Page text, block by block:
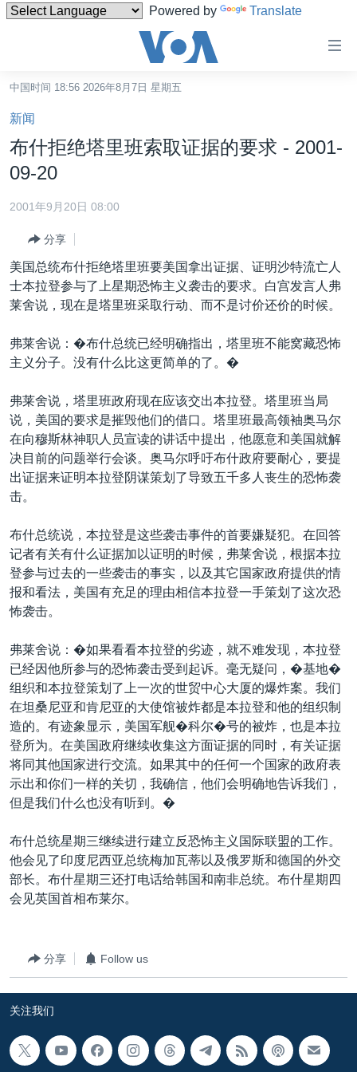
Powered by Translate
碍
链
接
转
内
转
到
导
跳
转
检
索
中国
国际
最新国际新闻
印太
中东
欧洲
非洲
美洲
全球议题
分类新闻
经济·金融·贸易
人权·法律·宗教
科教·文娱·体健
军事
劳工
环境
美中关系
热点专题
白宫要闻
国会报道
美中关系
美国建国250周年
埃博拉疫情
美国之音专访
重要讲话与声明
台海两岸关系
南中国海争端
关注西藏
关注新疆
GEN Z 看美国
VOA视频
VOA今日焦点
中文广播
关注我们
其他语言网站
中国时间 18:56 2026年8月7日 星期五
新闻
布什拒绝塔里班索取证据的要求 - 2001-
09-20
2001年9月20日 08:00
分享
美国总统布什拒绝塔里班要美国拿出证据、证明沙特流亡人
士本拉登参与了上星期恐怖主义袭击的要求。白宫发言人弗
莱舍说，现在是塔里班采取行动、而不是讨价还价的时候。
弗莱舍说：�布什总统已经明确指出，塔里班不能窝藏恐怖
主义分子。没有什么比这更简单的了。�
弗莱舍说，塔里班政府现在应该交出本拉登。塔里班当局
说，美国的要求是摧毁他们的借口。塔里班最高领袖奥马尔
在向穆斯林神职人员宣读的讲话中提出，他愿意和美国就解
决目前的问题举行会谈。奥马尔呼吁布什政府要耐心，要提
出证据来证明本拉登阴谋策划了导致五千多人丧生的恐怖袭
击。
布什总统说，本拉登是这些袭击事件的首要嫌疑犯。在回答
记者有关有什么证据加以证明的时候，弗莱舍说，根据本拉
登参与过去的一些袭击的事实，以及其它国家政府提供的情
报和看法，美国有充足的理由相信本拉登一手策划了这次恐
怖袭击。
弗莱舍说：�如果看看本拉登的劣迹，就不难发现，本拉登
已经因他所参与的恐怖袭击受到起诉。毫无疑问，�基地�
组织和本拉登策划了上一次的世贸中心大厦的爆炸案。我们
在坦桑尼亚和肯尼亚的大使馆被炸都是本拉登和他的组织制
造的。有迹象显示，美国军舰�科尔�号的被炸，也是本拉
登所为。在美国政府继续收集这方面证据的同时，有关证据
将同其他国家进行交流。如果其中的任何一个国家的政府表
示出和你们一样的关切，我确信，他们会明确地告诉我们，
但是我们什么也没有听到。�
布什总统星期三继续进行建立反恐怖主义国际联盟的工作。
他会见了印度尼西亚总统梅加瓦蒂以及俄罗斯和德国的外交
部长。布什星期三还打电话给韩国和南非总统。布什星期四
会见英国首相布莱尔。
分享 Follow us
关注我们